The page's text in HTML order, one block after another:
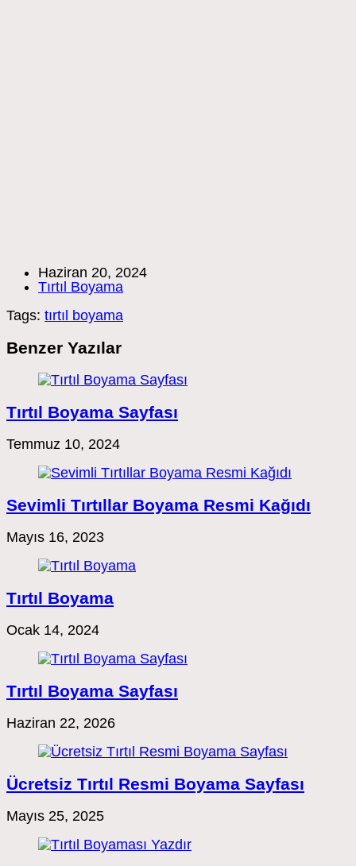
Post
published:
Haziran 20, 2024
Post
category:
Tırtıl Boyama
Tags: tırtıl boyama
Benzer Yazılar
Tırtıl Boyama Sayfası
Temmuz 10, 2024
Sevimli Tırtıllar Boyama Resmi Kağıdı
Mayıs 16, 2023
Tırtıl Boyama
Ocak 14, 2024
Tırtıl Boyama Sayfası
Haziran 22, 2026
Ücretsiz Tırtıl Resmi Boyama Sayfası
Mayıs 25, 2025